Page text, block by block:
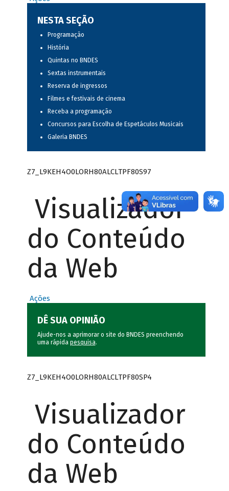
NESTA SEÇÃO
Programação
História
Quintas no BNDES
Sextas instrumentais
Reserva de ingressos
Filmes e festivais de cinema
Receba a programação
Concursos para Escolha de Espetáculos Musicais
Galeria BNDES
Z7_L9KEH4O0LORH80ALCLTPF80S97
Visualizador
do Conteúdo
da Web
Ações
DÊ SUA OPINIÃO
Ajude-nos a aprimorar o site do BNDES preenchendo
uma rápida pesquisa.
Z7_L9KEH4O0LORH80ALCLTPF80SP4
Visualizador
do Conteúdo
da Web